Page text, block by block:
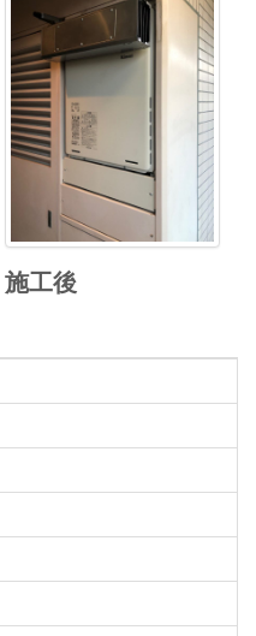
施工後